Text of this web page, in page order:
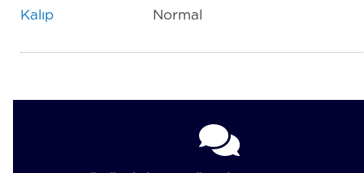
Kalıp Normal